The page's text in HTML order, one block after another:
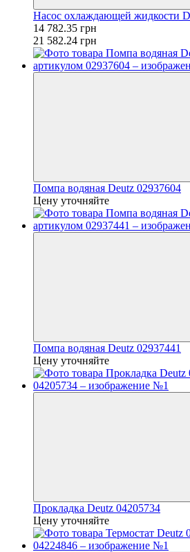
Насос охлаждающей жидкости
14 782.35 грн
21 582.24 грн
Помпа водяная Deutz 02937604
Цену уточняйте
Помпа водяная Deutz 02937441
Цену уточняйте
Прокладка Deutz 04205734
Цену уточняйте